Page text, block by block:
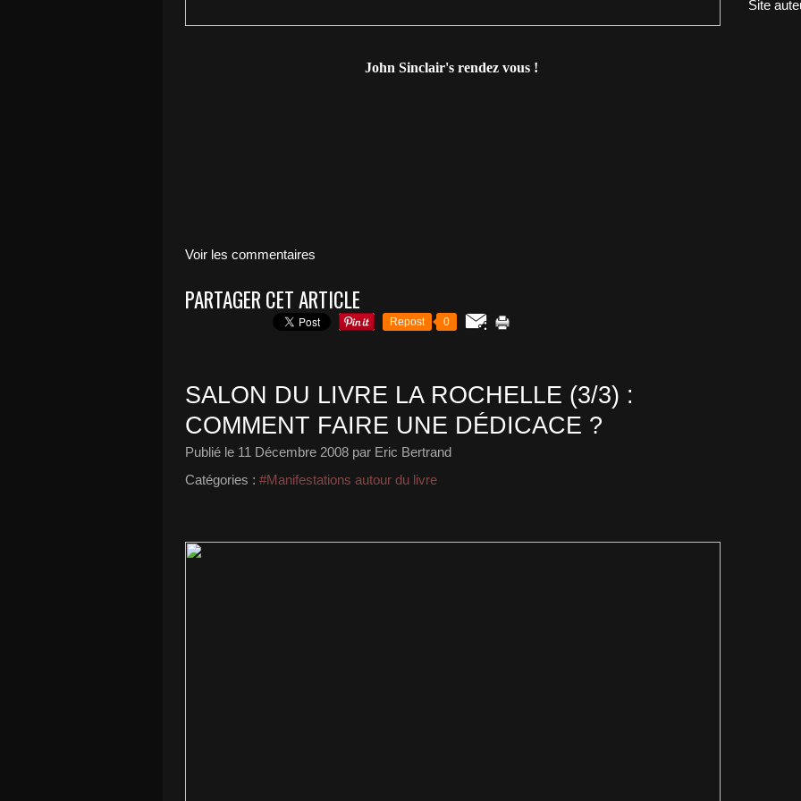
John Sinclair's rendez vous !
Voir les commentaires
PARTAGER CET ARTICLE
Repost 0
SALON DU LIVRE LA ROCHELLE (3/3) :
COMMENT FAIRE UNE DÉDICACE ?
Publié le 11 Décembre 2008 par Eric Bertrand
Catégories : #Manifestations autour du livre
Site